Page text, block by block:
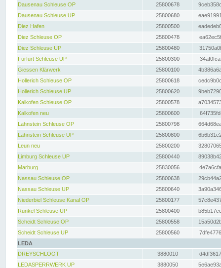
Dausenau Schleuse OP
25800678
Dausenau Schleuse UP
25800680
Diez Hafen
25800500
Diez Schleuse OP
25800478
Diez Schleuse UP
25800480
Fürfurt Schleuse UP
25800300
Giessen Klärwerk
25800100
Hollerich Schleuse OP
25800618
Hollerich Schleuse UP
25800620
Kalkofen Schleuse OP
25800578
Kalkofen neu
25800600
Lahnstein Schleuse OP
25800798
Lahnstein Schleuse UP
25800800
Leun neu
25800200
Limburg Schleuse UP
25800440
Marburg
25830056
Nassau Schleuse OP
25800638
Nassau Schleuse UP
25800640
Niederbiel Schleuse Kanal OP
25800177
Runkel Schleuse UP
25800400
Scheidt Schleuse OP
25800558
Scheidt Schleuse UP
25800560
LEDA
DREYSCHLOOT
3880010
LEDASPERRWERK UP
3880050